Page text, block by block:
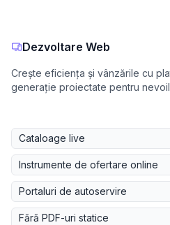
Dezvoltare Web
Crește eficiența și vânzările cu
generație proiectate pentru
Cataloage live
Instrumente de ofertare online
Portaluri de autoservire
Fără PDF-uri statice